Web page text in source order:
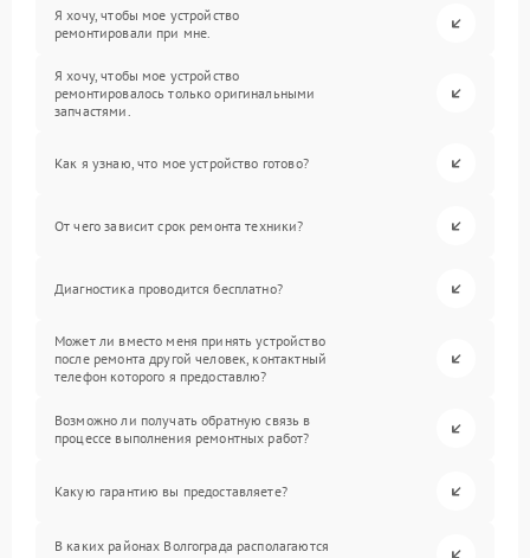
Я хочу, чтобы мое устройство
ремонтировали при мне.
Я хочу, чтобы мое устройство
ремонтировалось только оригинальными
запчастями.
Как я узнаю, что мое устройство готово?
От чего зависит срок ремонта техники?
Диагностика проводится бесплатно?
Может ли вместо меня принять устройство
после ремонта другой человек, контактный
телефон которого я предоставлю?
Возможно ли получать обратную связь в
процессе выполнения ремонтных работ?
Какую гарантию вы предоставляете?
В каких районах Волгограда располагаются